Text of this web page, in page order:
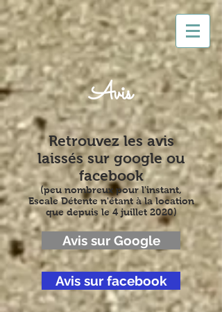
Avis
Retrouvez les avis
laissés sur google ou
facebook
(peu nombreux pour l'instant,
Escale Détente n'étant à la location
que depuis le 4 juillet 2020)
Avis sur Google
Avis sur facebook